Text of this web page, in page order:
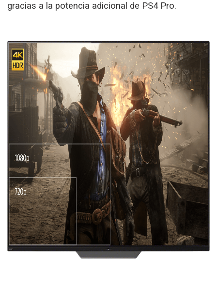
gracias a la potencia adicional de PS4 Pro.